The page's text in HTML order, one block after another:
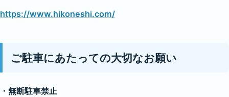
https://www.hikoneshi.com/
ご駐車にあたっての大切なお願い
・無断駐車禁止